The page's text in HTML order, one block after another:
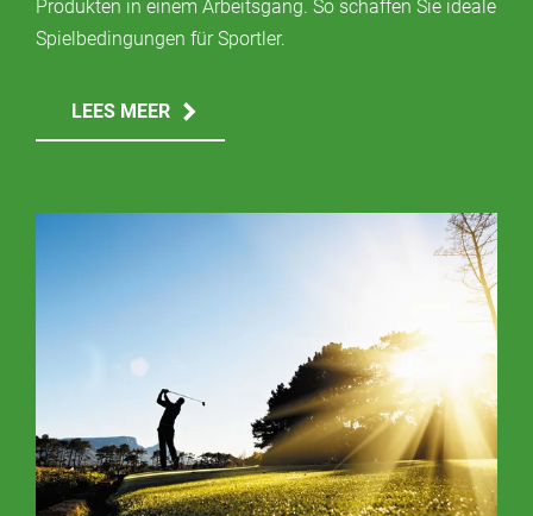
Produkten in einem Arbeitsgang. So schaffen Sie ideale
Spielbedingungen für Sportler.
LEES MEER